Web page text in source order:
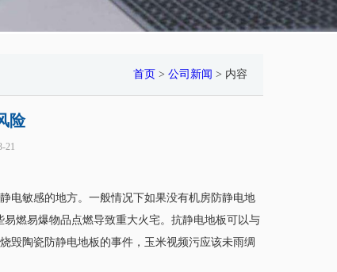
首页 > 公司新闻 > 内容
险
21
静电敏感的地方。一般情况下如果没有机房防静电地
易爆物品点燃导致重大火宅。抗静电地板可以与
毁陶瓷防静电地板的事件，玉米视频污应该未雨绸